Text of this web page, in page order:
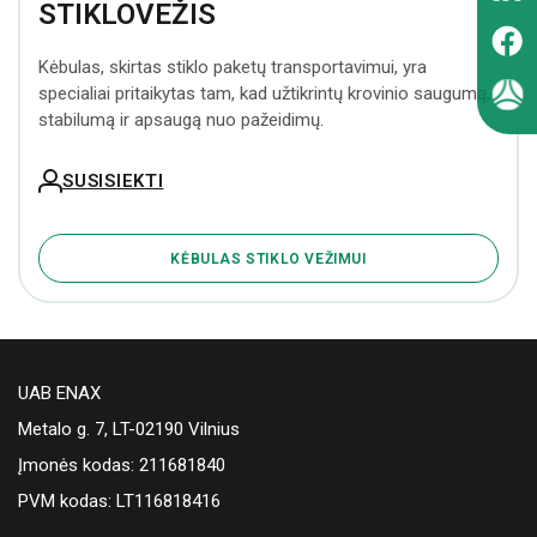
STIKLOVEŽIS
Kėbulas, skirtas stiklo paketų transportavimui, yra
specialiai pritaikytas tam, kad užtikrintų krovinio saugumą,
stabilumą ir apsaugą nuo pažeidimų.
SUSISIEKTI
KĖBULAS STIKLO VEŽIMUI
UAB ENAX
Metalo g. 7, LT-02190 Vilnius
Įmonės kodas: 211681840
PVM kodas: LT116818416